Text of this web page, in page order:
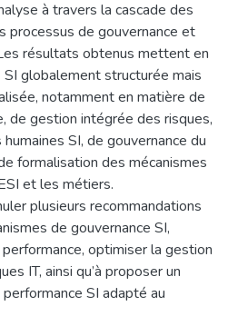
à travers la cascade des
processus de gouvernance et
résultats obtenus mettent en
globalement structurée mais
notamment en matière de
de gestion intégrée des risques,
SI, de gouvernance du
formalisation des mécanismes
et les métiers.
plusieurs recommandations
de gouvernance SI,
optimiser la gestion
IT, ainsi qu’à proposer un
SI adapté au